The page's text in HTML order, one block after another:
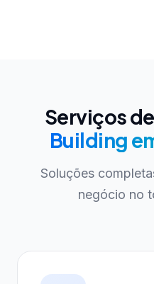
Serviços
Building
Soluções
negócio no